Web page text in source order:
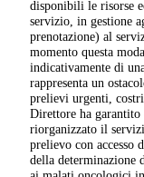
disponibili le risorse
servizio, in gestione
prenotazione) al
momento questa
indicativamente di
rappresenta un
prelievi urgenti,
Direttore ha
riorganizzato il
prelievo con accesso
della determinazione